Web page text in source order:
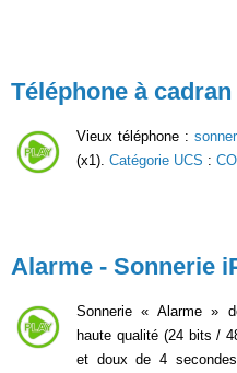
Téléphone à cadran
Vieux téléphone :
(x1). Catégorie UCS :
Alarme - Sonnerie
Sonnerie « Alarme »
haute qualité (24 bits /
et doux de 4